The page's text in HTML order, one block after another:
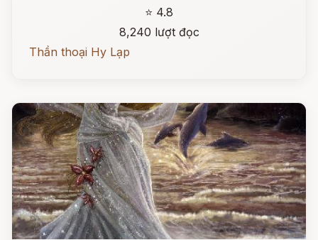
⭐ 4.8
8,240 lượt đọc
Thần thoại Hy Lạp